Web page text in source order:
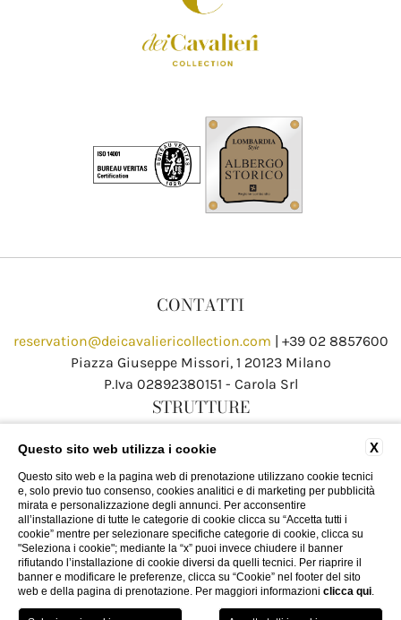
CONTATTI
reservation@deicavaliericollection.com | +39 02 8857600
Piazza Giuseppe Missori, 1 20123 Milano
P.Iva 02892380151 - Carola Srl
STRUTTURE
Hotel The Square - Milano Duomo
The Roof Milano Bar & Restaurant
Palazzo Monnalisa - Firenze
Hotel Dei Cavalieri - Caserta La Reggia
X
Questo sito web utilizza i cookie
Questo sito web e la pagina web di prenotazione utilizzano cookie tecnici
e, solo previo tuo consenso, cookies analitici e di marketing per pubblicità
mirata e personalizzazione degli annunci. Per acconsentire
all’installazione di tutte le categorie di cookie clicca su “Accetta tutti i
cookie” mentre per selezionare specifiche categorie di cookie, clicca su
"Seleziona i cookie"; mediante la “x” puoi invece chiudere il banner
rifiutando l’installazione di cookie diversi da quelli tecnici. Per riaprire il
banner e modificare le preferenze, clicca su “Cookie” nel footer del sito
web e della pagina di prenotazione. Per maggiori informazioni clicca qui.